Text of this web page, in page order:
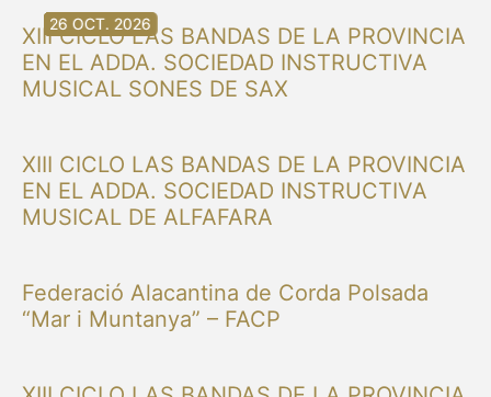
XIII CICLO LAS BANDAS DE LA PROVINCIA
EN EL ADDA. SOCIEDAD INSTRUCTIVA
MUSICAL SONES DE SAX
30 AG. 2026
XIII CICLO LAS BANDAS DE LA PROVINCIA
EN EL ADDA. SOCIEDAD INSTRUCTIVA
MUSICAL DE ALFAFARA
30 AG. 2026
Federació Alacantina de Corda Polsada
“Mar i Muntanya” – FACP
13 SET. 2026
20 SET. 2026
20 SET. 2026
26 SET. 2026
03 OCT. 2026
16 OCT. 2026
26 OCT. 2026